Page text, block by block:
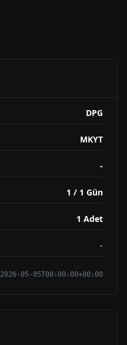
DPG
MKYT
-
1 / 1 Gün
1 Adet
-
2026-05-05T00:00:00+00:00